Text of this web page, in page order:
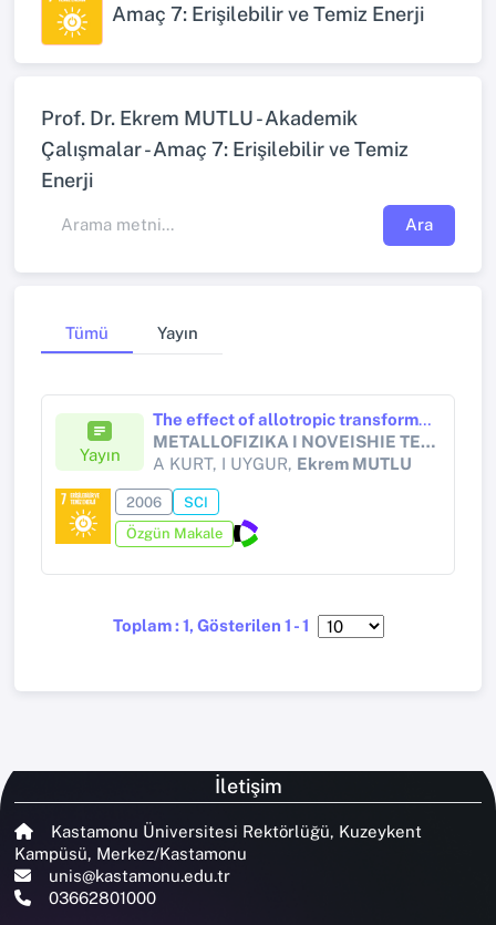
Amaç 7: Erişilebilir ve Temiz Enerji
Prof. Dr. Ekrem MUTLU - Akademik
Çalışmalar - Amaç 7: Erişilebilir ve Temiz
Enerji
Ara
Tümü Yayın
Yayın
The effect of allotropic transformation temperature in diffusion-welded low-carbon steel and copper
METALLOFIZIKA I NOVEISHIE TEKHNOLOGII
A KURT, I UYGUR, Ekrem MUTLU
2006
SCI
Özgün Makale
Toplam : 1, Gösterilen 1 - 1
İletişim
Kastamonu Üniversitesi Rektörlüğü, Kuzeykent
Kampüsü, Merkez/Kastamonu
unis@kastamonu.edu.tr
03662801000